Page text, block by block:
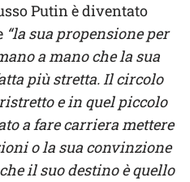
Putin è diventato
“la sua propensione per
a mano che la sua
più stretta. Il circolo
e in quel piccolo
a fare carriera mettere
o la sua convinzione
il suo destino è quello